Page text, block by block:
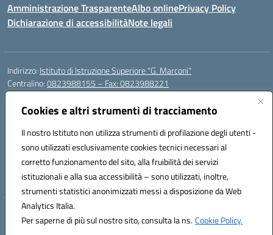
Cookies e altri strumenti di tracciamento
Il nostro Istituto non utilizza strumenti di profilazione degli utenti -
sono utilizzati esclusivamente cookies tecnici necessari al
corretto funzionamento del sito, alla fruibilità dei servizi
istituzionali e alla sua accessibilità – sono utilizzati, inoltre,
strumenti statistici anonimizzati messi a disposizione da Web
Analytics Italia.
Per saperne di più sul nostro sito, consulta la ns.Cookie Policy.
Amministrazione TrasparenteAlbo onlinePrivacy Policy
Dichiarazione di accessibilitàNote legali
Indirizzo: Istituto di Istruzione Superiore "G. Marconi"
Centralino:0823988155 – Fax: 0823988221
Email:
Posta elettronica certificata (PEC):ceis006006@pec.istruzione.it
Codice fiscale: 80004450617
Codice meccanografico:CEIS006006
Codice Indice delle Pubbliche Amministrazioni (IPA): istsc_ceis006006
Codice unico di fatturazione (CUF): UF8BPW
Hosting & Powered by 3D Solution S.r.l.
Concept & Design by Designers Italia